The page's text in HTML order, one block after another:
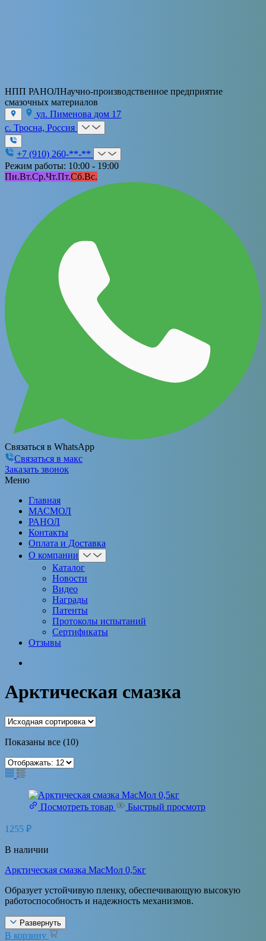
НПП РАНОЛНаучно-производственное предприятие
смазочных материалов
ул. Пименова дом 17
с. Тросна, Россия
+7 (910) 260-**-**
Режим работы: 10:00 - 19:00
Пн.Вт.Ср.Чт.Пт.Сб.Вс.
Связаться в WhatsApp
Связаться в макс
Заказать звонок
Меню
Главная
МАСМОЛ
РАНОЛ
Контакты
Оплата и Доставка
О компании
Каталог
Новости
Видео
Награды
Патенты
Протоколы испытаний
Сертификаты
Отзывы
Арктическая смазка
Показаны все (10)
Посмотреть товар Быстрый просмотр
1255 ₽
В наличии
Арктическая смазка МасМол 0,5кг
Образует устойчивую пленку, обеспечивающую высокую
работоспособность и надежность механизмов.
Развернуть
В корзину